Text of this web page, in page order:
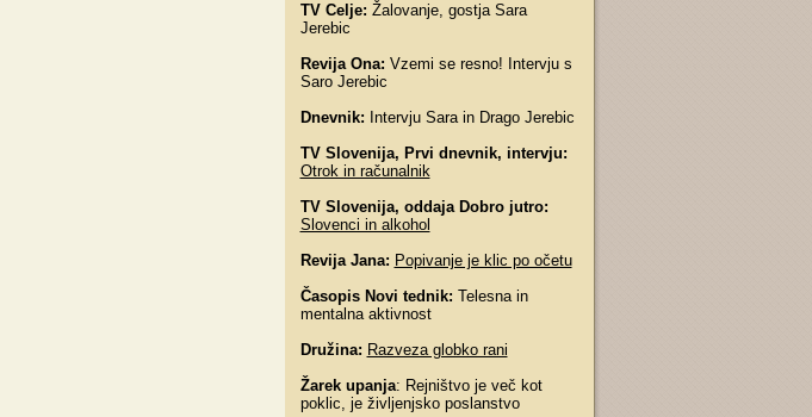
TV Celje: Žalovanje, gostja Sara
Jerebic
Revija Ona: Vzemi se resno! Intervju s
Saro Jerebic
Dnevnik: Intervju Sara in Drago Jerebic
TV Slovenija, Prvi dnevnik, intervju:
Otrok in računalnik
TV Slovenija, oddaja Dobro jutro:
Slovenci in alkohol
Revija Jana: Popivanje je klic po očetu
Časopis Novi tednik: Telesna in
mentalna aktivnost
Družina: Razveza globko rani
Žarek upanja: Rejništvo je več kot
poklic, je življenjsko poslanstvo